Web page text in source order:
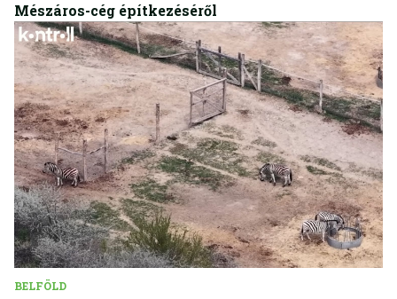
Mészáros-cég építkezéséről
BELFÖLD